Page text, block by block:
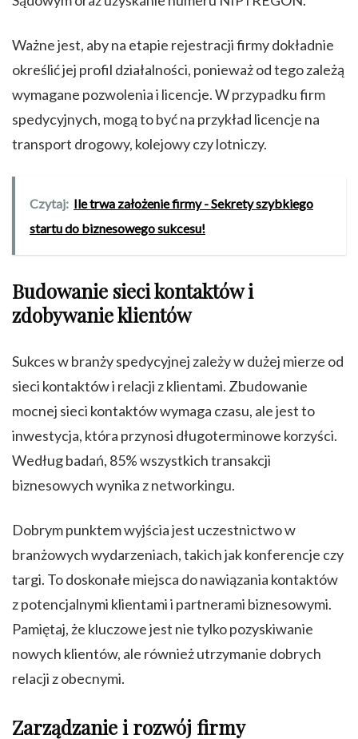
Ważne jest, aby na etapie rejestracji firmy dokładnie
określić jej profil działalności, ponieważ od tego zależą
wymagane pozwolenia i licencje. W przypadku firm
spedycyjnych, mogą to być na przykład licencje na
transport drogowy, kolejowy czy lotniczy.
Czytaj: Ile trwa założenie firmy - Sekrety szybkiego
startu do biznesowego sukcesu!
Budowanie sieci kontaktów i
zdobywanie klientów
Sukces w branży spedycyjnej zależy w dużej mierze od
sieci kontaktów i relacji z klientami. Zbudowanie
mocnej sieci kontaktów wymaga czasu, ale jest to
inwestycja, która przynosi długoterminowe korzyści.
Według badań, 85% wszystkich transakcji
biznesowych wynika z networkingu.
Dobrym punktem wyjścia jest uczestnictwo w
branżowych wydarzeniach, takich jak konferencje czy
targi. To doskonałe miejsca do nawiązania kontaktów
z potencjalnymi klientami i partnerami biznesowymi.
Pamiętaj, że kluczowe jest nie tylko pozyskiwanie
nowych klientów, ale również utrzymanie dobrych
relacji z obecnymi.
Zarządzanie i rozwój firmy